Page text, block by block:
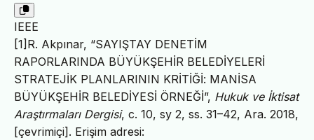
IEEE
[1]R. Akpınar, “SAYIŞTAY DENETİM
RAPORLARINDA BÜYÜKŞEHİR BELEDİYELERİ
STRATEJİK PLANLARININ KRİTİĞİ: MANİSA
BÜYÜKŞEHİR BELEDİYESİ ÖRNEĞİ”, Hukuk ve İktisat
Araştırmaları Dergisi, c. 10, sy 2, ss. 31–42, Ara. 2018,
[çevrimiçi]. Erişim adresi: